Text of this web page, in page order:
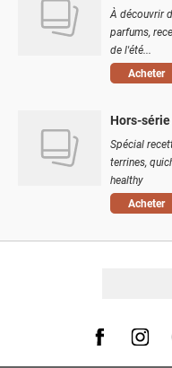
À découvrir
parfums,
de l'été...
Acheter
Hors-
Spécial
terrines,
healthy
Acheter
Visit us onVisit us